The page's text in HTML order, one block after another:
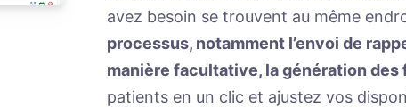
avez besoin se trouvent au même
processus, notamment l’envoi de
manière facultative, la génération des
patients en un clic et ajustez vos